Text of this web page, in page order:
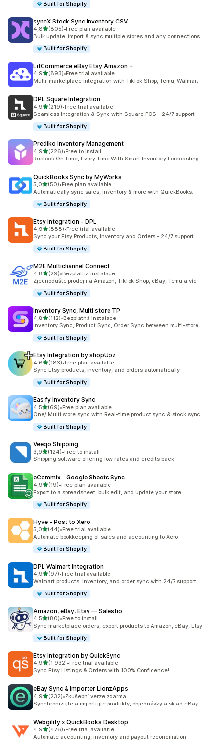
Built for Shopify
syncX Stock Sync Inventory CSV
4,8z 5 hvězd
(805)
Celkový počet recenzí: 805
•Free plan available
Bulk update, import & sync multiple stores and any connections
Built for Shopify
LitCommerce eBay Etsy Amazon +
4,9z 5 hvězd
(893)
Celkový počet recenzí: 893
•Free trial available
Multi-marketplace integration with TikTok Shop, Temu, Walmart
DPL Square Integration
4,9z 5 hvězd
(219)
Celkový počet recenzí: 219
•Free trial available
Seamless Integration & Sync with Square POS - 24/7 support
Built for Shopify
Prediko Inventory Management
4,9z 5 hvězd
(226)
Celkový počet recenzí: 226
•Free to install
Restock On Time, Every Time With Smart Inventory Forecasting.
QuickBooks Sync by MyWorks
5,0z 5 hvězd
(50)
Celkový počet recenzí: 50
•Free plan available
Automatically sync sales, inventory & more with QuickBooks.
Built for Shopify
Etsy Integration ‑ DPL
4,9z 5 hvězd
(888)
Celkový počet recenzí: 888
•Free trial available
Sync your Etsy Products, Inventory and Orders - 24/7 support
Built for Shopify
M2E Multichannel Connect
4,8z 5 hvězd
(29)
Celkový počet recenzí: 29
•Bezplatná instalace
Zjednodušte prodej na Amazon, TikTok Shop, eBay, Temu a víc
Built for Shopify
Inventory Sync, Multi store TP
4,8z 5 hvězd
(112)
Celkový počet recenzí: 112
•Bezplatná instalace
Inventory Sync, Product Sync, Order Sync between multi-store
Built for Shopify
Etsy Integration by shopUpz
4,6z 5 hvězd
(183)
Celkový počet recenzí: 183
•Free plan available
Sync Etsy products, inventory, and orders automatically
Built for Shopify
Easify Inventory Sync
4,5z 5 hvězd
(69)
Celkový počet recenzí: 69
•Free plan available
One/ Multi store sync with Real-time product sync & stock sync
Built for Shopify
Veeqo Shipping
3,9z 5 hvězd
(124)
Celkový počet recenzí: 124
•Free to install
Shipping software offering low rates and credits back
eCommix ‑ Google Sheets Sync
4,9z 5 hvězd
(19)
Celkový počet recenzí: 19
•Free plan available
Export to a spreadsheet, bulk edit, and update your store
Built for Shopify
Hyve ‑ Post to Xero
5,0z 5 hvězd
(44)
Celkový počet recenzí: 44
•Free trial available
Automate bookkeeping of sales and accounting to Xero
Built for Shopify
DPL Walmart Integration
4,9z 5 hvězd
(97)
Celkový počet recenzí: 97
•Free trial available
Walmart products, inventory, and order sync with 24/7 support
Built for Shopify
Amazon, eBay, Etsy — Salestio
4,5z 5 hvězd
(80)
Celkový počet recenzí: 80
•Free to install
Sync marketplace orders, export products to Amazon, eBay, Etsy
Built for Shopify
Etsy Integration by QuickSync
4,9z 5 hvězd
(1 932)
Celkový počet recenzí: 1932
•Free trial available
Sync Etsy Listings & Orders with 100% Confidence!
eBay Sync & Importer LionzApps
4,9z 5 hvězd
(232)
Celkový počet recenzí: 232
•Zkušební verze zdarma
Synchronizujte a importujte produkty, objednávky a sklad eBay
Webgility x QuickBooks Desktop
4,9z 5 hvězd
(476)
Celkový počet recenzí: 476
•Free trial available
Automate accounting, inventory and payout reconciliation